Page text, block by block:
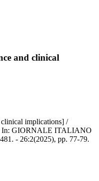
and clinical
implications] /
In: GIORNALE ITALIANO
- 26:2(2025), pp. 77-79.